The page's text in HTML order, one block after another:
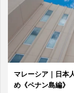
マレーシア｜日本
め《ペナン島編》